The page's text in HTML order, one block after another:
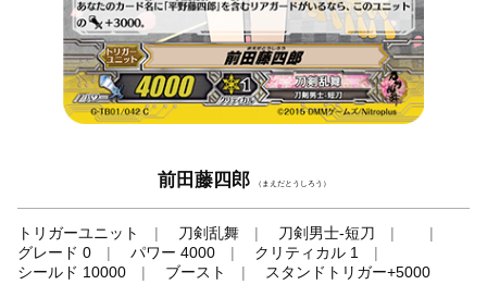
前田藤四郎 （まえだとうしろう）
トリガーユニット 刀剣乱舞
刀剣男士-短刀
グレード 0
パワー 4000
クリティカル 1
シールド 10000
ブースト スタンドトリガー+5000